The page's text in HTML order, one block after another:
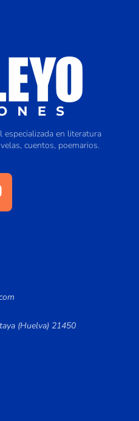
en literatura
cuentos, poemarios.
(Huelva) 21450